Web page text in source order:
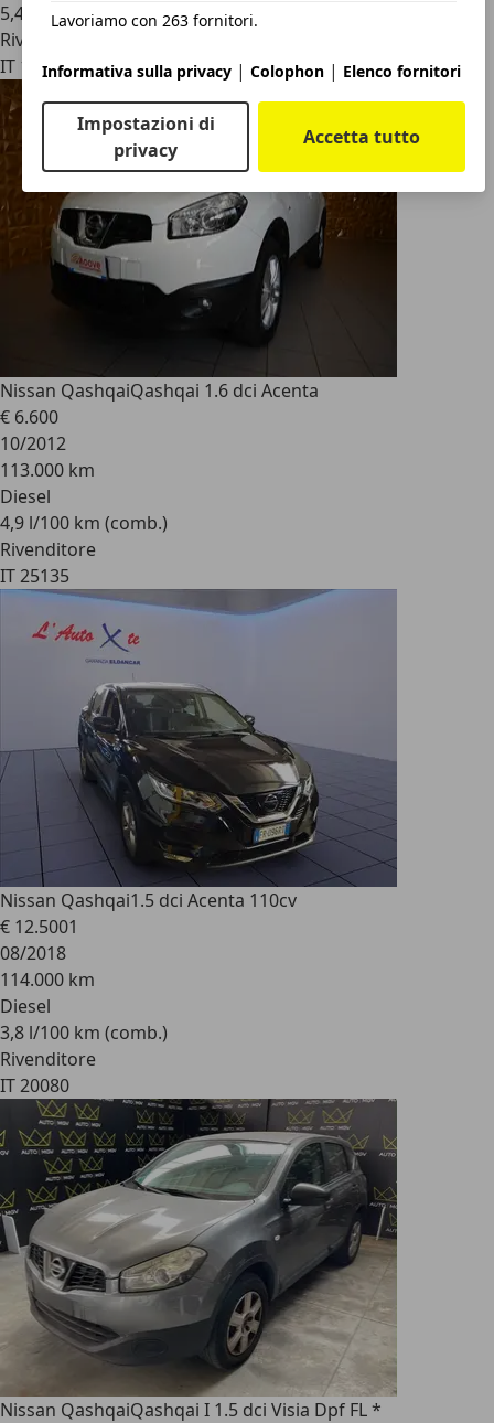
Lavoriamo con 263 fornitori.
Informativa sulla privacy | Colophon | Elenco fornitori
Impostazioni di
privacy
Accetta tutto
5,4 l/100 km (comb.)
Rivenditore
IT 10156
Nissan QashqaiQashqai 1.6 dci Acenta
€ 6.600
10/2012
113.000 km
Diesel
4,9 l/100 km (comb.)
Rivenditore
IT 25135
Nissan Qashqai1.5 dci Acenta 110cv
€ 12.5001
08/2018
114.000 km
Diesel
3,8 l/100 km (comb.)
Rivenditore
IT 20080
Nissan QashqaiQashqai I 1.5 dci Visia Dpf FL *